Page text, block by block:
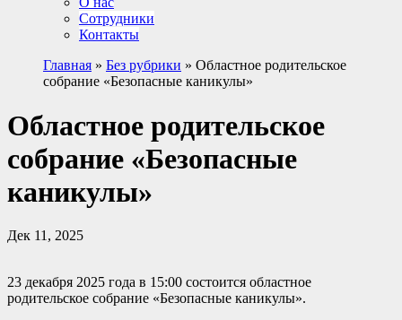
Сотрудники
Контакты
Главная » Без рубрики » Областное родительское
собрание «Безопасные каникулы»
Областное родительское
собрание «Безопасные
каникулы»
Дек 11, 2025
23 декабря 2025 года в 15:00 состоится областное
родительское собрание «Безопасные каникулы».